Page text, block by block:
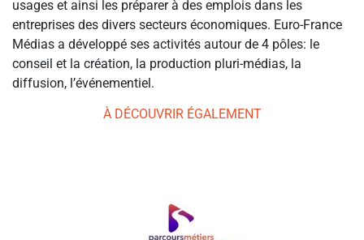
usages et ainsi les préparer à des emplois dans les
entreprises des divers secteurs économiques. Euro-France
Médias a développé ses activités autour de 4 pôles: le
conseil et la création, la production pluri-médias, la
diffusion, l’événementiel.
À DÉCOUVRIR ÉGALEMENT